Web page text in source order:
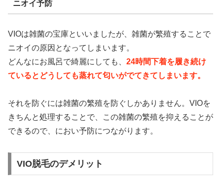
ニオイ予防
VIOは雑菌の宝庫といいましたが、雑菌が繁殖することで
ニオイの原因となってしまいます。
どんなにお風呂で綺麗にしても、 24時間下着を履き続け
ているとどうしても蒸れて匂いがでてきてしまいます。
それを防ぐには雑菌の繁殖を防ぐしかありません。VIOを
きちんと処理することで、この雑菌の繁殖を抑えることが
できるので、におい予防につながります。
VIO脱毛のデメリット